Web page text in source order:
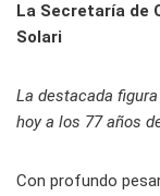
La Secretaría de
Solari
La destacada
hoy a los 77 años
Con profundo